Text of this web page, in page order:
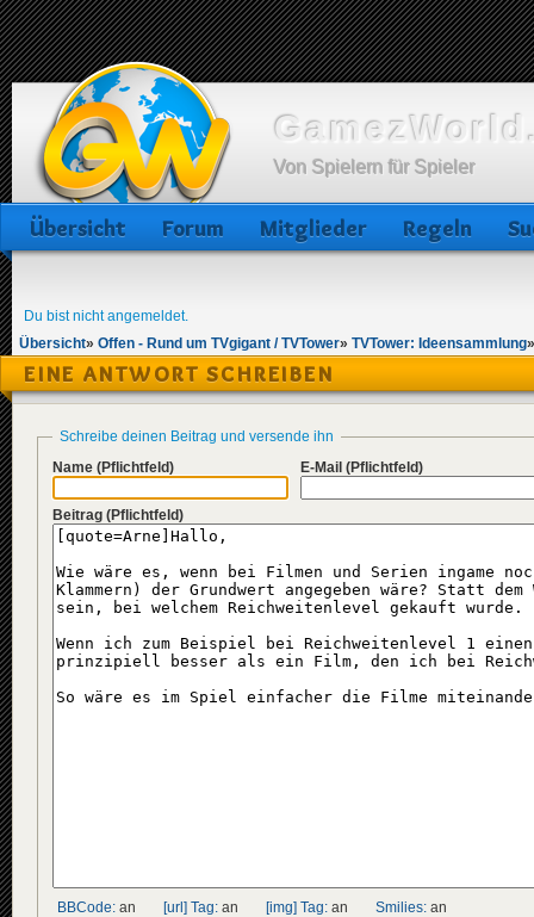
Von Spielern für Spieler
Übersicht Forum Mitglieder Regeln
Du bist nicht angemeldet.
Übersicht» Offen - Rund um TVgigant / TVTower» TVTower: Ideensammlung
EINE ANTWORT SCHREIBEN
Schreibe deinen Beitrag und versende ihn
Name (Pflichtfeld) E-Mail (Pflichtfeld)
Beitrag (Pflichtfeld)
BBCode: an [url] Tag: an [img] Tag: an Smilies: an